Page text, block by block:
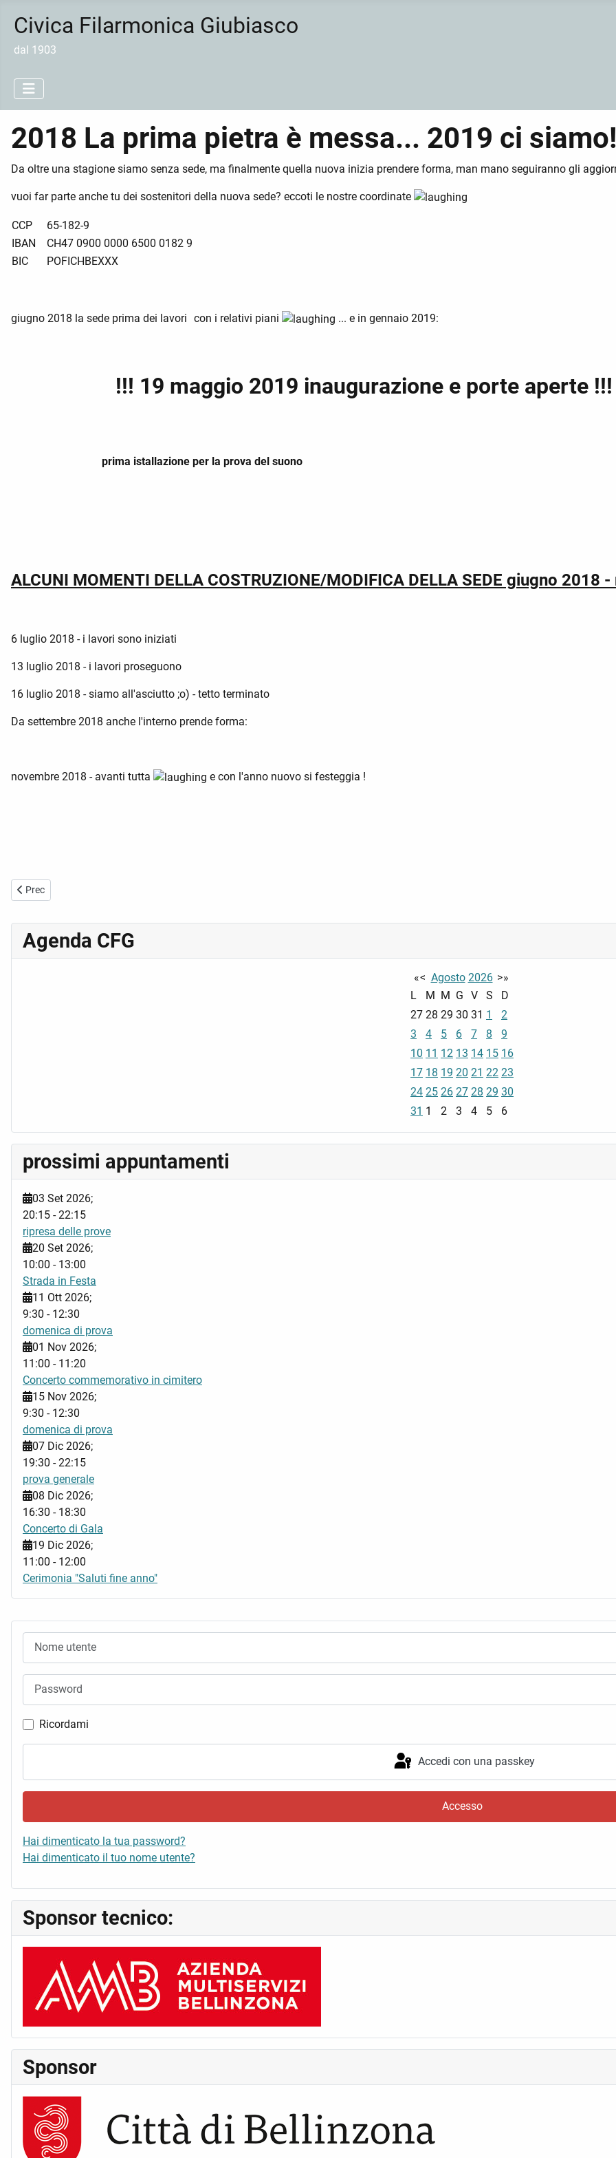
Civica Filarmonica Giubiasco
dal 1903
Ricordami
Accedi con una passkey
Accesso
Hai dimenticato la tua password?
Hai dimenticato il tuo nome utente?
Sponsor tecnico:
Sponsor
2018 La prima pietra è messa... 2019 ci siamo!
Da oltre una stagione siamo senza sede, ma finalmente quella nuova inizia prendere forma, man mano seguiranno gli
vuoi far parte anche tu dei sostenitori della nuova sede? eccoti le nostre coordinate
CCP
65-182-9
IBAN
CH47 0900 0000 6500 0182 9
BIC
POFICHBEXXX
giugno 2018 la sede prima dei lavori con i relativi piani ... e in gennaio 2019:
!!! 19 maggio 2019 inaugurazione e porte aperte !!!
prima istallazione per la prova del suono
ALCUNI MOMENTI DELLA COSTRUZIONE/MODIFICA DELLA SEDE giugno 2018
6 luglio 2018 - i lavori sono iniziati
13 luglio 2018 - i lavori proseguono
16 luglio 2018 - siamo all'asciutto ;o) - tetto terminato
Da settembre 2018 anche l'interno prende forma:
novembre 2018 - avanti tutta e con l'anno nuovo si festeggia !
Articolo precedente: I presidenti
Prec
Agenda CFG
«< Agosto 2026 >»
L
M M G V S
D
27 28 29 30 31 1
2
3
4 5 6 7 8
9
10 11 12 13 14 15 16
17 18 19 20 21 22 23
24 25 26 27 28 29 30
31 1 2 3 4 5 6
prossimi appuntamenti
03 Set 2026;
20:15 -22:15
ripresa delle prove
20 Set 2026;
10:00 - 13:00
Strada in Festa
11 Ott 2026;
9:30 - 12:30
domenica di prova
01 Nov 2026;
11:00 - 11:20
Concerto commemorativo in cimitero
15 Nov 2026;
9:30 - 12:30
domenica di prova
07 Dic 2026;
19:30 -22:15
prova generale
08 Dic 2026;
16:30 - 18:30
Concerto di Gala
19 Dic 2026;
11:00 - 12:00
Cerimonia "Saluti fine anno"